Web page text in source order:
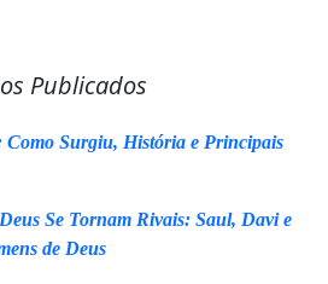
Publicados
Como Surgiu, História e Principais
Se Tornam Rivais: Saul, Davi e
de Deus